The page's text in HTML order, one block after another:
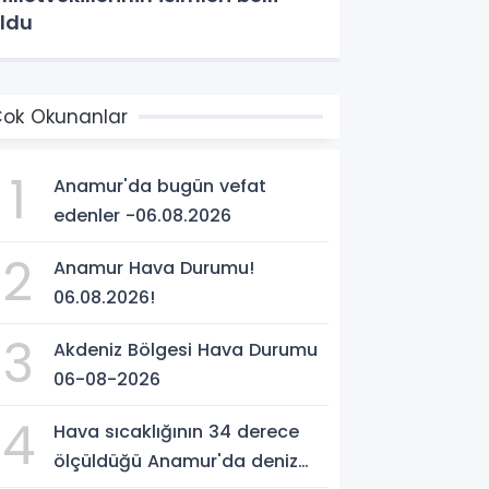
Okunanlar
1
Anamur'da bugün vefat
edenler -06.08.2026
2
Anamur Hava Durumu!
06.08.2026!
3
Akdeniz Bölgesi Hava Durumu
06-08-2026
4
Hava sıcaklığının 34 derece
ölçüldüğü Anamur'da deniz